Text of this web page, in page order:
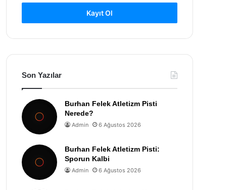
Kayıt Ol
Son Yazılar
Burhan Felek Atletizm Pisti
Nerede?
Admin 6 Ağustos 2026
Burhan Felek Atletizm Pisti:
Sporun Kalbi
Admin 6 Ağustos 2026